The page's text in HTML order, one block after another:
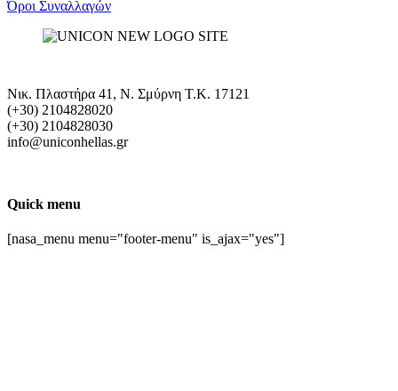
Όροι Συναλλαγών
Νικ. Πλαστήρα 41, Ν. Σμύρνη T.K. 17121
(+30) 2104828020
(+30) 2104828030
info@uniconhellas.gr
Quick menu
[nasa_menu menu="footer-menu" is_ajax="yes"]